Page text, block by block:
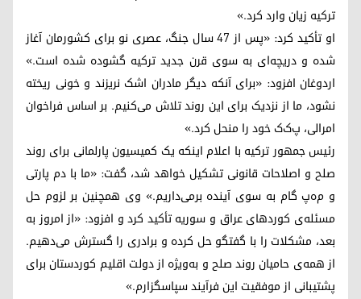
ترکیه زیان وارد کرد.»
او تأکید کرد: «پس از ۴۷ سال جنگ، عصری نو برای کشورمان آغاز
شده و دریچه‌ای به سوی قرن جدید ترکیه گشوده شده است.»
اردوغان افزود: «برای آنکه دیگر مادران اشک نریزند و خونی ریخته
نشود، ما از نزدیک برای این روند تلاش می‌کنیم. بر اساس فراخوان
امرالی، پ‌ک‌ک خود را منحل کرد.»
رئیس جمهور ترکیه با اعلام اینکه یک کمیسیون پارلمانی برای روند
صلح و اصلاحات قانونی تشکیل خواهد شد، گفت: «ما با دم پارتی
و م‌ه‌پ گام به سوی آینده برمی‌داریم.» وی همچنین بر لزوم حل
مسئله‌ی کوردهای عراق و سوریه تأکید کرد و افزود: «از امروز به
بعد، مشکلات را با گفتگو حل کرده و برادری را گسترش می‌دهیم.
از همه‌ی حامیان روند صلح و به‌ویژه از دولت اقلیم کوردستان برای
پشتیبانی از موفقیت این فرآیند سپاسگزارم.»